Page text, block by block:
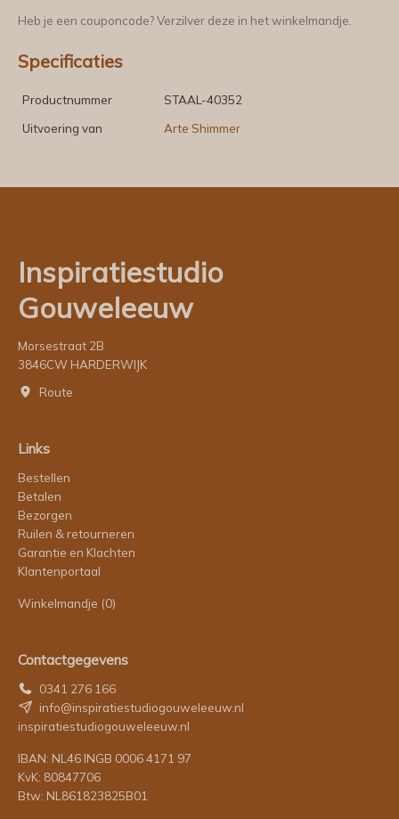
Heb je een couponcode? Verzilver deze in het winkelmandje.
Specificaties
Productnummer
STAAL-40352
Uitvoering van
Arte Shimmer
Inspiratiestudio
Gouweleeuw
Morsestraat 2B
3846CW HARDERWIJK
Route
Links
Bestellen
Betalen
Bezorgen
Ruilen & retourneren
Garantie en Klachten
Klantenportaal
Winkelmandje (0)
Contactgegevens
0341 276 166
info@inspiratiestudiogouweleeuw.nl
inspiratiestudiogouweleeuw.nl
IBAN: NL46 INGB 0006 4171 97
KvK: 80847706
Btw: NL861823825B01